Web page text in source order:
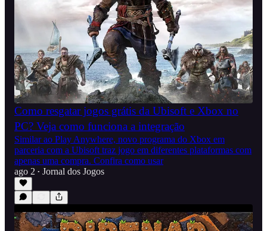
Como resgatar jogos grátis da Ubisoft e Xbox no
PC? Veja como funciona a integração
Similar ao Play Anywhere, novo programa do Xbox em
parceria com a Ubisoft traz jogo em diferentes plataformas com
apenas uma compra. Confira como usar
ago 2 • Jornal dos Jogos